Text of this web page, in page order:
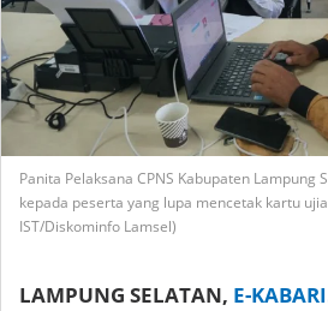
Panita Pelaksana CPNS Kabupaten Lampung
kepada peserta yang lupa mencetak kartu
IST/Diskominfo Lamsel)
LAMPUNG SELATAN, E-